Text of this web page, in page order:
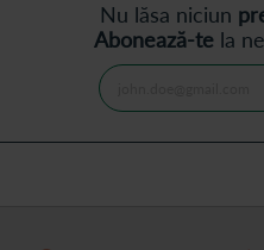
Nu lăsa niciun
Abonează-tela